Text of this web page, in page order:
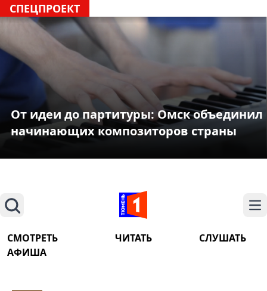
СПЕЦПРОЕКТ
От идеи до партитуры: Омск объединил
начинающих композиторов страны
Поиск
СМОТРЕТЬ ЧИТАТЬ
СЛУШАТЬ
АФИША